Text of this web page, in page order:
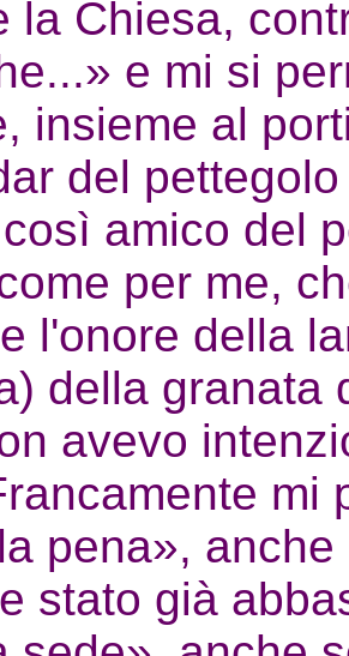
la Chiesa,
e mi si
insieme al
del
amico del
per me,
l'onore della
della granata
avevo
mi
pena»,
stato già